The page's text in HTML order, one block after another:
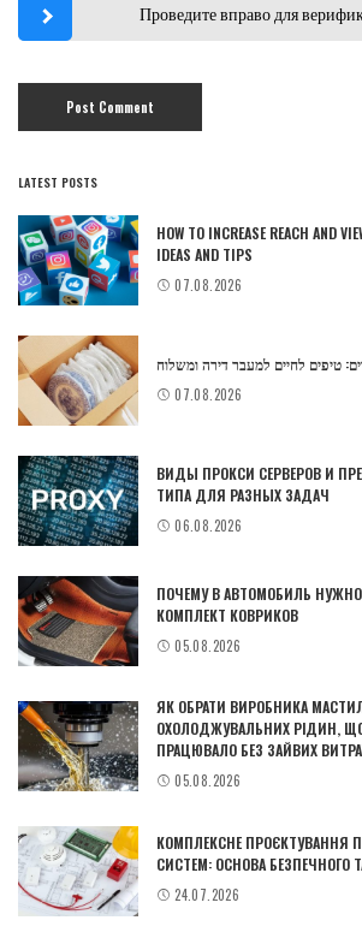
Проведите вправо для
LATEST POSTS
HOW TO INCREASE REACH AND
IDEAS AND TIPS
07.08.2026
טיפים לחיים למעבר דירה ומשלוח
07.08.2026
ВИДЫ ПРОКСИ СЕРВЕРОВ И
ТИПА ДЛЯ РАЗНЫХ ЗАДАЧ
06.08.2026
ПОЧЕМУ В АВТОМОБИЛЬ НУЖНО
КОМПЛЕКТ КОВРИКОВ
05.08.2026
ЯК ОБРАТИ ВИРОБНИКА
ОХОЛОДЖУВАЛЬНИХ РІДИН,
ПРАЦЮВАЛО БЕЗ ЗАЙВИХ
05.08.2026
КОМПЛЕКСНЕ ПРОЄКТУВАННЯ
СИСТЕМ: ОСНОВА БЕЗПЕЧНОГО
24.07.2026